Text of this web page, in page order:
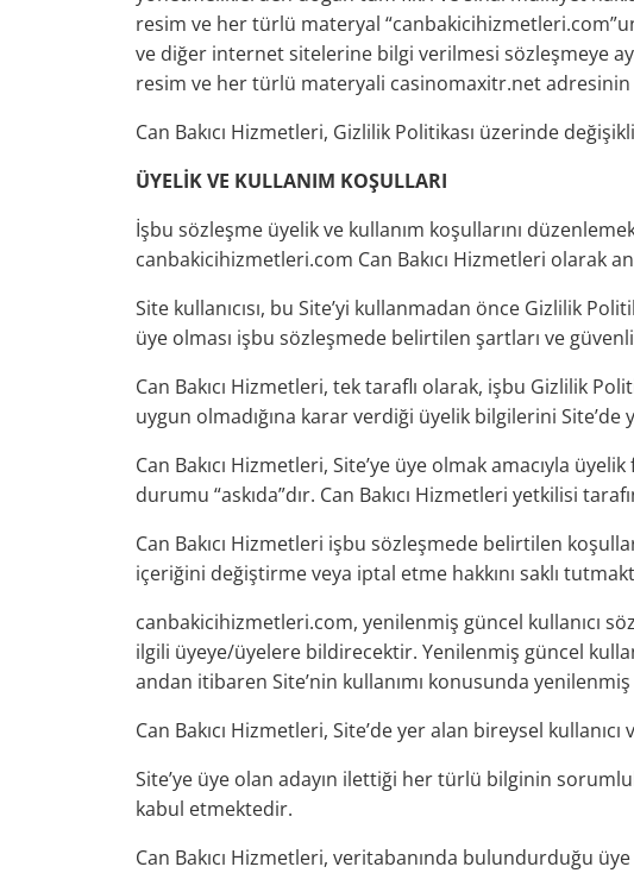
resim ve her türlü materyal “canbakicihizmetleri.com”un
ve diğer internet sitelerine bilgi verilmesi sözleşmeye
resim ve her türlü materyali casinomaxitr.net adresinin
Can Bakıcı Hizmetleri, Gizlilik Politikası üzerinde
ÜYELİK VE KULLANIM KOŞULLARI
İşbu sözleşme üyelik ve kullanım koşullarını
canbakicihizmetleri.com Can Bakıcı Hizmetleri olarak
Site kullanıcısı, bu Site’yi kullanmadan önce Gizlilik
üye olması işbu sözleşmede belirtilen şartları ve
Can Bakıcı Hizmetleri, tek taraflı olarak, işbu Gizlilik
uygun olmadığına karar verdiği üyelik bilgilerini Site’de
Can Bakıcı Hizmetleri, Site’ye üye olmak amacıyla
durumu “askıda”dır. Can Bakıcı Hizmetleri yetkilisi
Can Bakıcı Hizmetleri işbu sözleşmede belirtilen
içeriğini değiştirme veya iptal etme hakkını saklı
canbakicihizmetleri.com, yenilenmiş güncel kullanıcı
ilgili üyeye/üyelere bildirecektir. Yenilenmiş güncel
andan itibaren Site’nin kullanımı konusunda yenilenmiş
Can Bakıcı Hizmetleri, Site’de yer alan bireysel
Site’ye üye olan adayın ilettiği her türlü bilginin
kabul etmektedir.
Can Bakıcı Hizmetleri, veritabanında bulundurduğu